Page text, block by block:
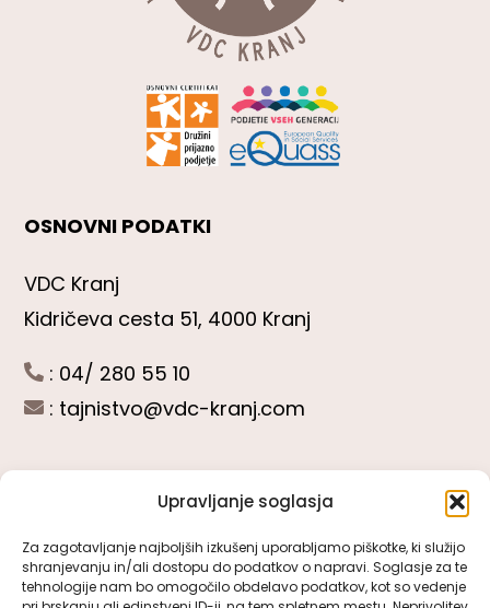
Upravljanje soglasja
Za zagotavljanje najboljših izkušenj uporabljamo piškotke, ki služijo
shranjevanju in/ali dostopu do podatkov o napravi. Soglasje za te
tehnologije nam bo omogočilo obdelavo podatkov, kot so vedenje
OSNOVNI PODATKI
VDC Kranj
Kidričeva cesta 51, 4000 Kranj
: 04/ 280 55 10
: tajnistvo@vdc-kranj.com
Toggle